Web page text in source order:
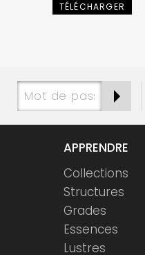
TÉLÉCHARGER
APPRENDRE
Collections
Structures
Grades
Essences
Lustres